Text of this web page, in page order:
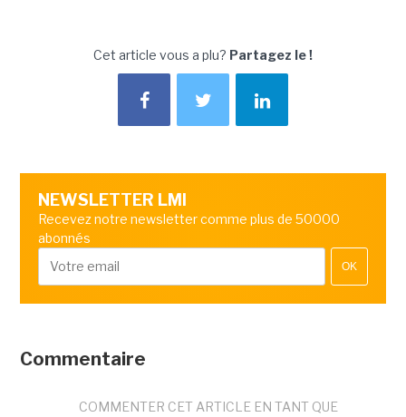
Cet article vous a plu? Partagez le !
NEWSLETTER LMI
Recevez notre newsletter comme plus de 50000
abonnés
OK
Commentaire
COMMENTER CET ARTICLE EN TANT QUE